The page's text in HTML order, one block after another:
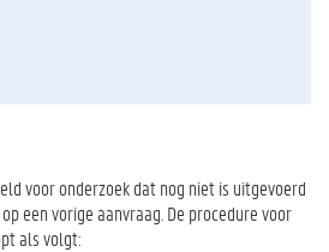
voor onderzoek dat nog niet is uitgevoerd
een vorige aanvraag. De procedure voor
als volgt: